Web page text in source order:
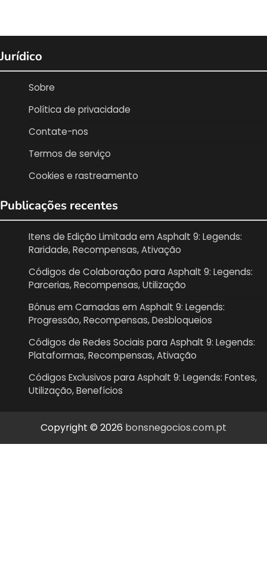
Jurídico
Sobre
Política de privacidade
Contate-nos
Termos de serviço
Cookies e rastreamento
Publicações recentes
Itens de Edição Limitada em Asphalt 9: Legends:
Raridade, Recompensas, Ativação
Códigos de Colaboração para Asphalt 9: Legends:
Parcerias, Recompensas, Utilização
Bónus em Camadas em Asphalt 9: Legends:
Progressão, Recompensas, Desbloqueios
Códigos de Redes Sociais para Asphalt 9: Legends:
Plataformas, Recompensas, Ativação
Códigos Exclusivos para Asphalt 9: Legends: Fontes,
Utilização, Benefícios
Copyright © 2026 bonsnegocios.com.pt